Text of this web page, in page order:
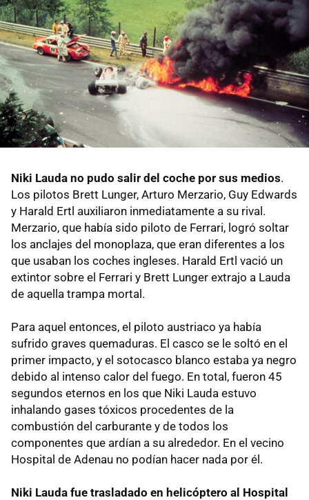
Niki Lauda no pudo salir del coche por sus medios.
Los pilotos Brett Lunger, Arturo Merzario, Guy Edwards
y Harald Ertl auxiliaron inmediatamente a su rival.
Merzario, que había sido piloto de Ferrari, logró soltar
los anclajes del monoplaza, que eran diferentes a los
que usaban los coches ingleses. Harald Ertl vació un
extintor sobre el Ferrari y Brett Lunger extrajo a Lauda
de aquella trampa mortal.
Para aquel entonces, el piloto austriaco ya había
sufrido graves quemaduras. El casco se le soltó en el
primer impacto, y el sotocasco blanco estaba ya negro
debido al intenso calor del fuego. En total, fueron 45
segundos eternos en los que Niki Lauda estuvo
inhalando gases tóxicos procedentes de la
combustión del carburante y de todos los
componentes que ardían a su alrededor. En el vecino
Hospital de Adenau no podían hacer nada por él.
Niki Lauda fue trasladado en helicóptero al Hospital